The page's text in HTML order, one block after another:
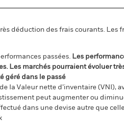
déduction des frais courants. Les
passées. Les
Les marchés pourraient évoluer
géré dans le passé
la Valeur nette d’inventaire (VNI),
peut augmenter ou
dans une devise autre que